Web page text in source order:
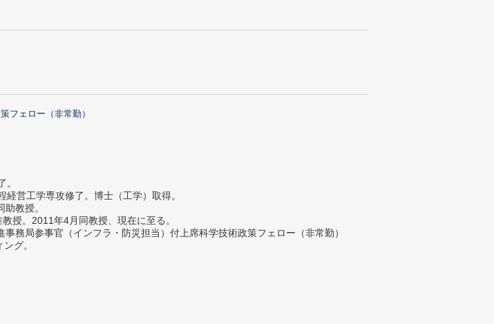
フェロー（非常勤）
営工学専攻修了。博士（工学）取得。
教授。
授。2011年4月同教授、現在に至る。
務局参事官（インフラ・防災担当）付上席科学技術政策フェロー（非常勤）
グ。